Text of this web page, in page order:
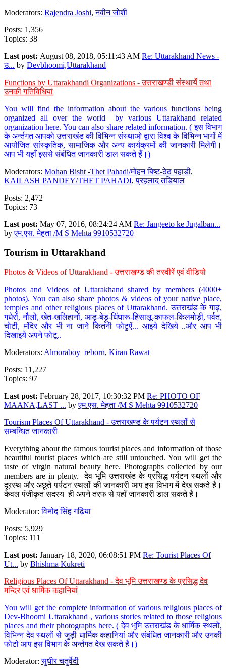
Moderators: Rajendra Joshi,नवीन जोशी
Posts: 1,356
Topics: 38
Last post: August 08, 2018, 05:11:43 AM Re: Uttarakhand News -
उ... by Devbhoomi,Uttarakhand
Functions by Uttarakhandi Organizations - उत्तराखण्डी संस्थायें तथा
उनकी गतिविधियां
You will find the information about the various functions being
organized all over the world by various Uttarakhand related
organization here. You can also share related information. ( इस विभाग
के अर्न्तगत आपको उत्तराखंड की विभिन्न संस्थाओ द्वारा विश्व के विभिन्न भागों में
आयोजित सांस्कृतिक, सामाजिक और अन्य कार्यक्रमों की जानकारी मिलेगी।
आप भी यहाँ इससे संबंधित जानकारी डाल सकते हैं।)
Moderators: Mohan Bisht -Thet Pahadi/मोहन बिष्ट-ठेठ पहाडी,
KAILASH PANDEY/THET PAHADI,प्रहलाद तडियाल
Posts: 2,472
Topics: 73
Last post: May 07, 2016, 08:24:24 AM Re: Jangeeto ke Jugalban...
byएम.एस. मेहता /M S Mehta 9910532720
Tourism in Uttarakhand
Photos & Videos of Uttarakhand - उत्तराखण्ड की तस्वीरें एवं वीडियो
Photos and Videos of Uttarakhand shared by members (4000+
photos). You can also share photos & videos of your native place,
temples and other religious places of Uttarakhand. उत्तराखंड के गाढ़,
गधेरों, नौलों, खेत-खलिहानों, आड़ू-बेड़ू-घिंघारू-हिसालू-काफल-किलमोड़ी, पर्वत,
चोटी, मंदिर और भी ना जाने कितनी फोटुऐं... आइये देखिये ..और आप भी
दिखाइये अपने फोटू..
Moderators: Almoraboy_reborn, Kiran Rawat
Posts: 11,227
Topics: 97
Last post: February 28, 2017, 10:30:32 PM Re: PHOTO OF
MAANA,LAST ... byएम.एस. मेहता /M S Mehta 9910532720
Tourism Places Of Uttarakhand - उत्तराखण्ड के पर्यटन स्थलों से
सम्बन्धित जानकारी
Everything about the famous tourist places and information of those
beautiful tourist places which are still untouched. You will get the
taste of virgin natural beauty here. Photographs collected by our
members are in plenty. देव भूमि उत्तराखंड के प्रसिद्ध पर्यटन स्थलों और
दूरस्थ और अछूते पर्यटन स्थलों की जानकारी आप इस विभाग में देख सकते है।
केवल पंजीकृत सदस्य ही अपने तरफ से यहाँ जानकारी डाल सकते है।
Moderator:विनोद सिंह गढ़िया
Posts: 5,929
Topics: 111
Last post: January 18, 2020, 06:08:51 PM Re: Tourist Places Of
Ut... by Bhishma Kukreti
Religious Places Of Uttarakhand - देव भूमि उत्तराखण्ड के प्रसिद्ध देव
मन्दिर एवं धार्मिक कहानियां
You will get the complete information of various religious places of
Dev-Bhoomi Uttarakhand , various stories related to those religious
places and their photographs here. ( देव भूमि उत्तराखंड के धार्मिक स्थलों,
विभिन्न देव स्थलों से जुड़ी धार्मिक कहानियां और संबंधित जानकारी और उनकी
फोटो आप इस विभाग के अर्न्तगत देख सकते है।)
Moderator:सुधीर चतुर्वेदी